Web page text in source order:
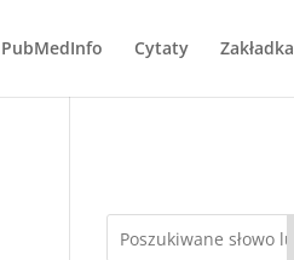
PubMedInfo Cytaty Zakładka